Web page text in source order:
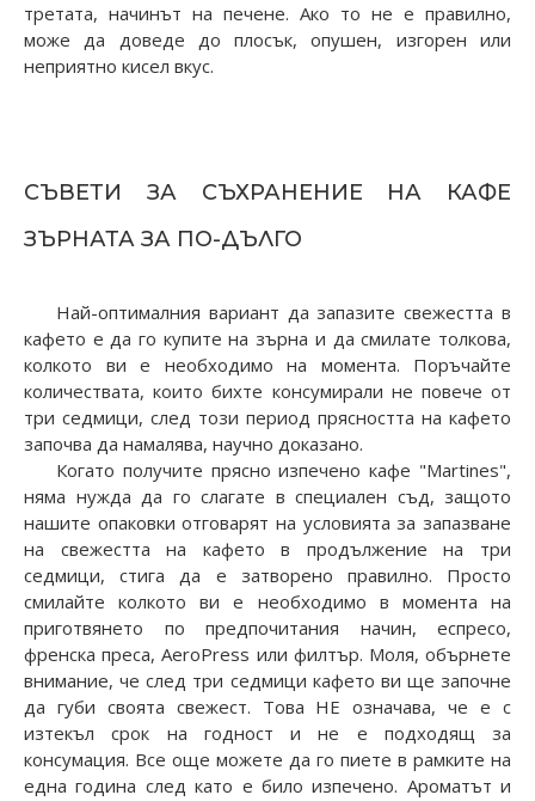
третата, начинът на печене. Ако то не е правилно,
може да доведе до плосък, опушен, изгорен или
неприятно кисел вкус.
СЪВЕТИ ЗА СЪХРАНЕНИЕ НА КАФЕ
ЗЪРНАТА ЗА ПО-ДЪЛГО
Най-оптималния вариант да запазите свежестта в
кафето е да го купите на зърна и да смилате толкова,
колкото ви е необходимо на момента. Поръчайте
количествата, които бихте консумирали не повече от
три седмици, след този период прясността на кафето
започва да намалява, научно доказано.
Когато получите прясно изпечено кафе "Martines",
няма нужда да го слагате в специален съд, защото
нашите опаковки отговарят на условията за запазване
на свежестта на кафето в продължение на три
седмици, стига да е затворено правилно. Просто
смилайте колкото ви е необходимо в момента на
приготвянето по предпочитания начин, еспресо,
френска преса, AeroPress или филтър. Моля, обърнете
внимание, че след три седмици кафето ви ще започне
да губи своята свежест. Това НЕ означава, че е с
изтекъл срок на годност и не е подходящ за
консумация. Все още можете да го пиете в рамките на
една година след като е било изпечено. Ароматът и